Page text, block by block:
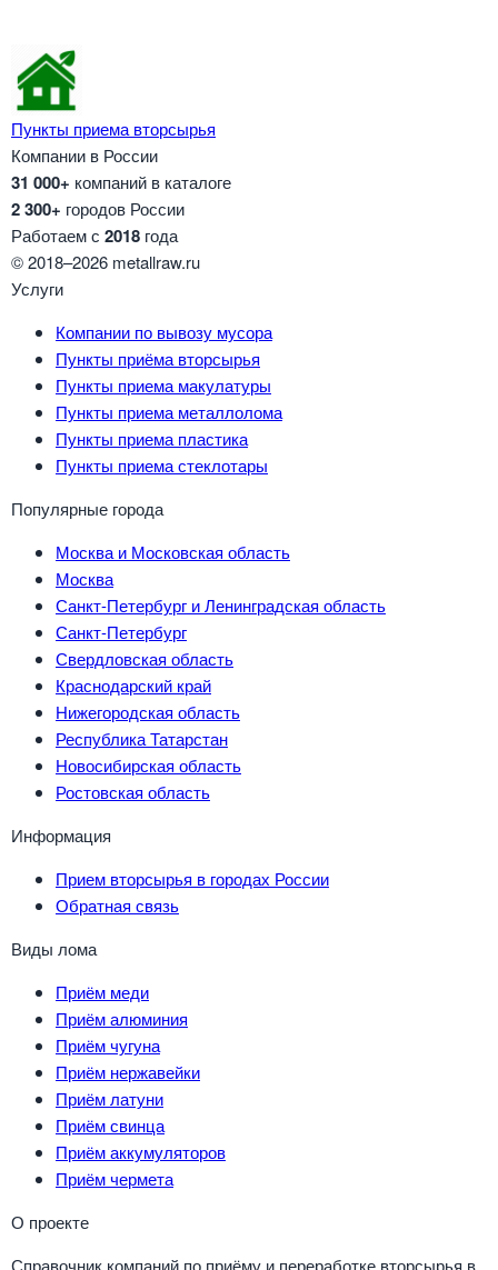
Пункты приема вторсырья
Компании в России
31 000+ компаний в каталоге
2 300+ городов России
Работаем с 2018 года
© 2018–2026 metallraw.ru
Услуги
Компании по вывозу мусора
Пункты приёма вторсырья
Пункты приема макулатуры
Пункты приема металлолома
Пункты приема пластика
Пункты приема стеклотары
Популярные города
Москва и Московская область
Москва
Санкт-Петербург и Ленинградская область
Санкт-Петербург
Свердловская область
Краснодарский край
Нижегородская область
Республика Татарстан
Новосибирская область
Ростовская область
Информация
Прием вторсырья в городах России
Обратная связь
Виды лома
Приём меди
Приём алюминия
Приём чугуна
Приём нержавейки
Приём латуни
Приём свинца
Приём аккумуляторов
Приём чермета
О проекте
Справочник компаний по приёму и переработке вторсырья в